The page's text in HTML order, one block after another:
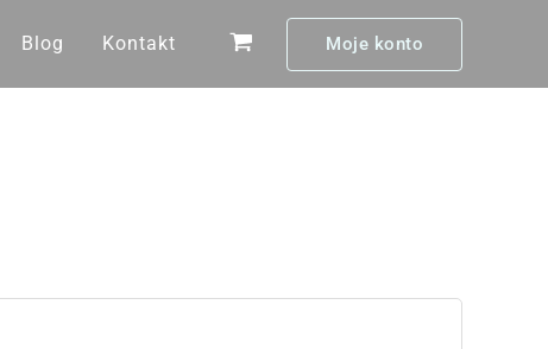
Blog Kontakt Moje konto